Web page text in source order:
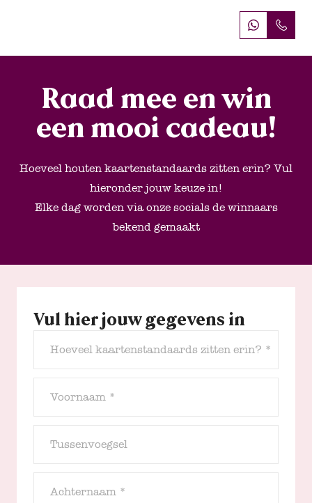
Raad mee en win
een mooi cadeau!
Hoeveel houten kaartenstandaards zitten erin? Vul
hieronder jouw keuze in!
Elke dag worden via onze socials de winnaars
bekend gemaakt
Vul hier jouw gegevens in
Hoeveel kaartenstandaards zitten erin? *
Voornaam *
Tussenvoegsel
Achternaam *